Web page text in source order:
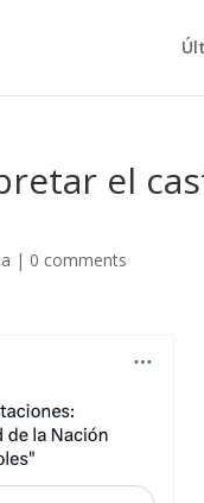
el
| 0 comments